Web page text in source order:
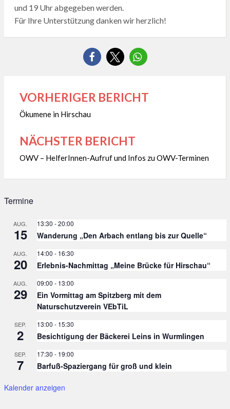
und 19 Uhr abgegeben werden.
Für Ihre Unterstützung danken wir herzlich!
Beitragsnavigation
VORHERIGER BERICHT
Ökumene in Hirschau
NÄCHSTER BERICHT
OWV – HelferInnen-Aufruf und Infos zu OWV-Terminen
Termine
AUG.
15
13:30 -20:00
Wanderung „Den Arbach entlang bis zur Quelle“
AUG.
20
14:00 - 16:30
Erlebnis-Nachmittag „Meine Brücke für Hirschau“
AUG.
29
09:00 - 13:00
Ein Vormittag am Spitzberg mit dem
Naturschutzverein VEbTiL
SEP.
2
13:00 - 15:30
Besichtigung der Bäckerei Leins in Wurmlingen
SEP.
7
17:30 - 19:00
Barfuß-Spaziergang für groß und klein
Kalender anzeigen